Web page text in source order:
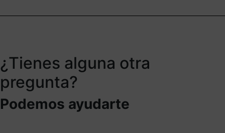
¿Tienes alguna otra
pregunta?
Podemos ayudarte